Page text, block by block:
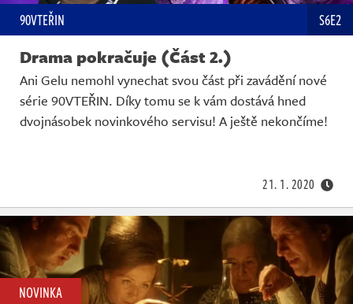
90VTEŘIN S6E2
Drama pokračuje (Část 2.)
Ani Gelu nemohl vynechat svou část při zavádění nové
série 90VTEŘIN. Díky tomu se k vám dostává hned
dvojnásobek novinkového servisu! A ještě nekončíme!
21. 1. 2020
NOVINKA